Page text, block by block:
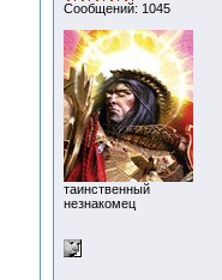
Сообщений: 1045
таинственный
незнакомец